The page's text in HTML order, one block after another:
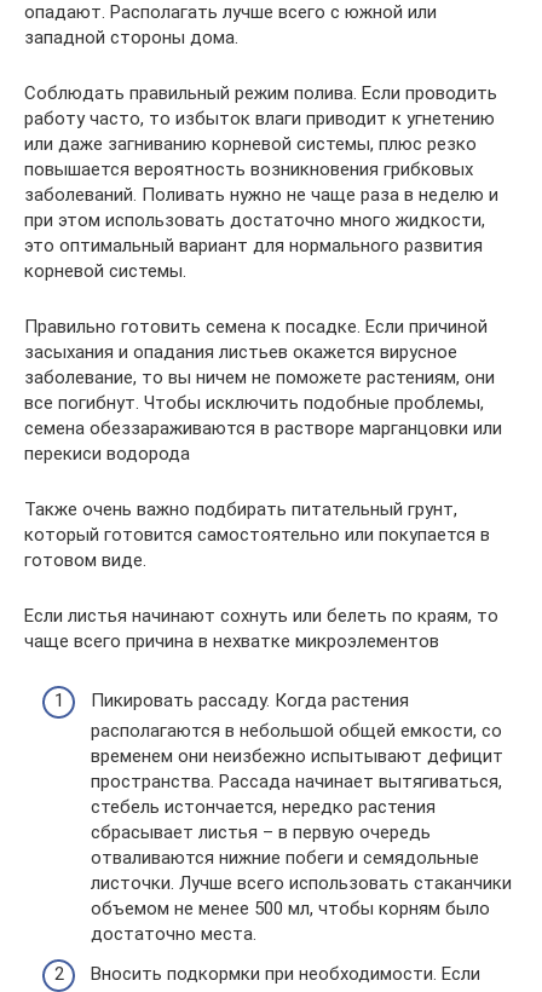
опадают. Располагать лучше всего с южной или
западной стороны дома.
Соблюдать правильный режим полива. Если проводить
работу часто, то избыток влаги приводит к угнетению
или даже загниванию корневой системы, плюс резко
повышается вероятность возникновения грибковых
заболеваний. Поливать нужно не чаще раза в неделю и
при этом использовать достаточно много жидкости,
это оптимальный вариант для нормального развития
корневой системы.
Правильно готовить семена к посадке. Если причиной
засыхания и опадания листьев окажется вирусное
заболевание, то вы ничем не поможете растениям, они
все погибнут. Чтобы исключить подобные проблемы,
семена обеззараживаются в растворе марганцовки или
перекиси водорода
Также очень важно подбирать питательный грунт,
который готовится самостоятельно или покупается в
готовом виде.
Если листья начинают сохнуть или белеть по краям, то
чаще всего причина в нехватке микроэлементов
Пикировать рассаду. Когда растения
располагаются в небольшой общей емкости, со
временем они неизбежно испытывают дефицит
пространства. Рассада начинает вытягиваться,
стебель истончается, нередко растения
сбрасывает листья – в первую очередь
отваливаются нижние побеги и семядольные
листочки. Лучше всего использовать стаканчики
объемом не менее 500 мл, чтобы корням было
достаточно места.
Вносить подкормки при необходимости. Если